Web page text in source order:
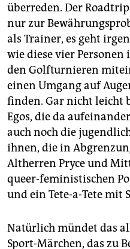
überreden. Der
nur zur
als Trainer, es geht
wie diese vier
den Golfturnieren
einen Umgang auf
finden. Gar nicht leicht
Egos, die da
auch noch die
ihnen, die in
Altherren Pryce und
queer-feministischen
und ein Tete-a-Tete mit
Natürlich mündet das
Sport-Märchen, das zu